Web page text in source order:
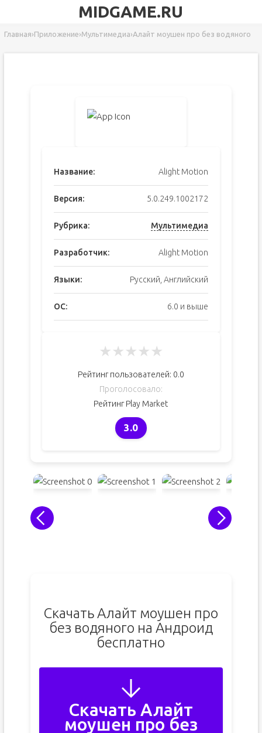
MIDGAME.RU
Главная›Приложение›Мультимедиа›Алайт моушен про без водяного
Название: Alight Motion
Версия: 5.0.249.1002172
Рубрика: Мультимедиа
Разработчик: Alight Motion
Языки: Русский, Английский
ОС: 6.0 и выше
★★★★★
Рейтинг пользователей: 0.0
Проголосовало:
Рейтинг Play Market
3.0
Скачать Алайт моушен про
без водяного на Андроид
бесплатно
Скачать Алайт
моушен про без